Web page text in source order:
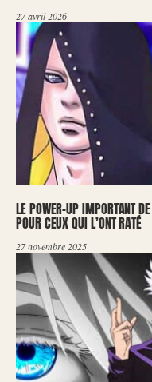
27 avril 2026
LE POWER-UP IMPORTANT
POUR CEUX QUI L’ONT RATÉ
27 novembre 2025